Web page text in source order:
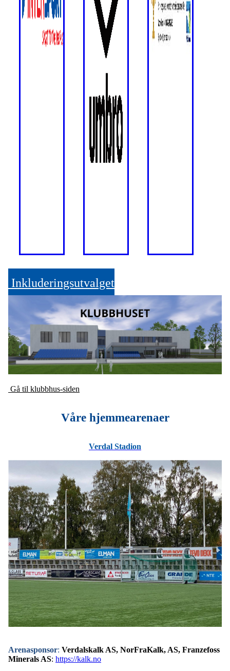
Inkluderingsutvalget
Gå til klubbhus-siden
Våre hjemmearenaer
Verdal Stadion
Arenasponsor: Verdalskalk AS, NorFraKalk, AS, Franzefoss
Minerals AS: https://kalk.no